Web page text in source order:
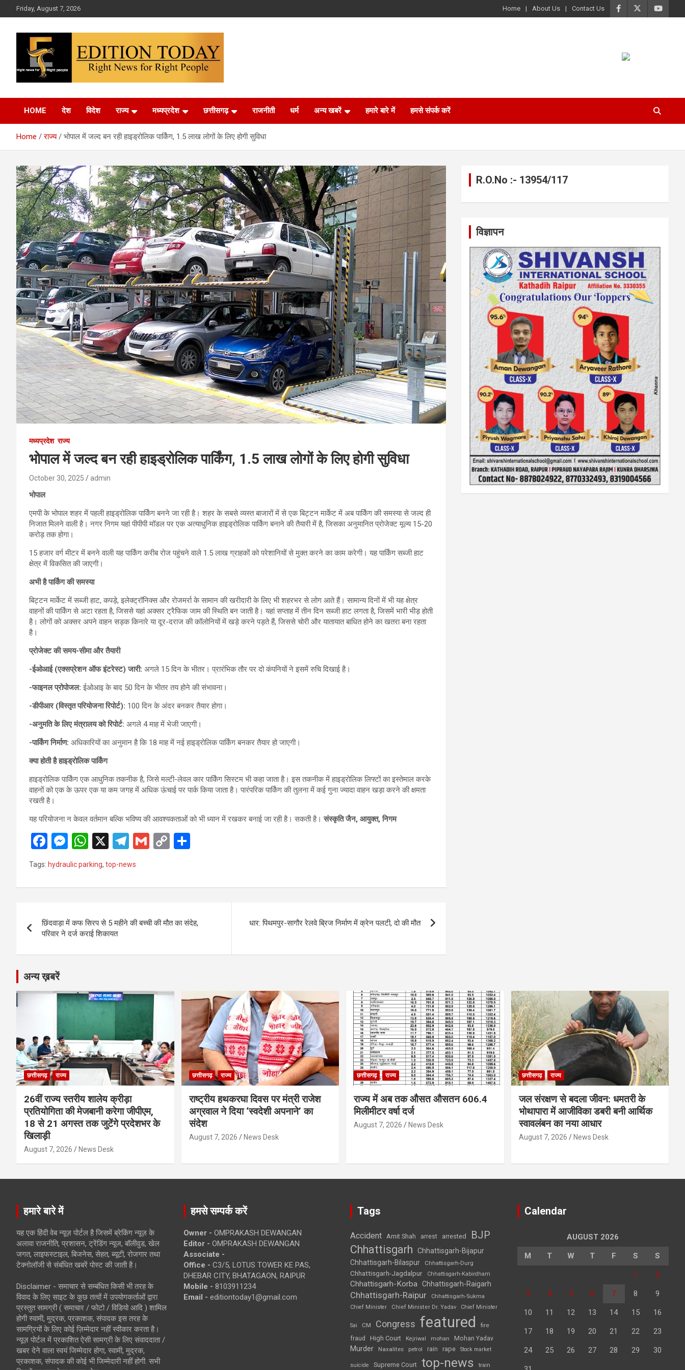
to
Friday, August 7, 2026 Home About Us Contact Us
Edition Today
HOME देश विदेश राज्य मध्यप्रदेश छत्तीसगढ़ राजनीती धर्म अन्य खबरें हमारे बारे में हमसे संपर्क करें
Home राज्य भोपाल में जल्द बन रही हाइड्रोलिक पार्किंग, 1.5 लाख लोगों के लिए होगी सुविधा
मध्यप्रदेश राज्य
भोपाल में जल्द बन रही हाइड्रोलिक पार्किंग, 1.5 लाख लोगों के लिए होगी सुविधा
October 30, 2025 admin
भोपाल
एमपी के भोपाल शहर में पहली हाइड्रोलिक पार्किंग बनने जा रही है। शहर के सबसे व्यस्त बाजारों में से एक बिट्टन मार्केट में अब पार्किंग की समस्या से जल्द ही
निजात मिलने वाली है। नगर निगम यहां पीपीपी मॉडल पर एक अत्याधुनिक हाइड्रोलिक पार्किंग बनाने की तैयारी में है, जिसका अनुमानित प्रोजेक्ट मूल्य 15-20
करोड़ तक होगा।
15 हजार वर्ग मीटर में बनने वाली यह पार्किंग करीब रोज पहुंचने वाले 1.5 लाख ग्राहकों को परेशानियों से मुक्त करने का काम करेगी। यह पार्किंग सब्जी हाट
क्षेत्र में विकसित की जाएगी।
अभी है पार्किंग की समस्या
बिट्टन मार्केट में सब्जी हाट, कपड़े, इलेक्ट्रॉनिक्स और रोजमर्रा के सामान की खरीदारी के लिए भी शहरभर से लोग आते हैं। सामान्य दिनों में भी यह क्षेत्र
वाहनों की पार्किंग से अटा रहता है, जिससे यहां अक्सर ट्रैफिक जाम की स्थिति बन जाती है। यहां सप्ताह में तीन दिन सब्जी हाट लगता है, जिसमें भारी भीड़ होती
है। लोगों को अक्सर अपने वाहन सड़क किनारे या दूर-दराज की कॉलोनियों में खड़े करने पड़ते हैं, जिससे चोरी और यातायात बाधित होने का खतरा बना रहता
है।
प्रोजेक्ट की समय-सीमा और तैयारी
-ईओआई (एक्सप्रेशन ऑफ इंटरेस्ट) जारी: अगले 15 दिन के भीतर। प्रारंभिक तौर पर दो कंपनियों ने इसमें रुचि दिखाई है।
-फाइनल प्रोपोजल:ईओआइ के बाद 50 दिन के भीतर तय होने की संभावना।
-डीपीआर (विस्तृत परियोजना रिपोर्ट): 100 दिन के अंदर बनकर तैयार होगा।
-अनुमति के लिए मंत्रालय को रिपोर्ट: अगले 4 माह में भेजी जाएगी।
-पार्किंग निर्माण: अधिकारियों का अनुमान है कि 18 माह में नई हाइड्रोलिक पार्किंग बनकर तैयार हो जाएगी।
क्या होती है हाइड्रोलिक पार्किंग
हाइड्रोलिक पार्किंग एक आधुनिक तकनीक है, जिसे मल्टी-लेवल कार पार्किंग सिस्टम भी कहा जाता है। इस तकनीक में हाइड्रोलिक लिफ्टों का इस्तेमाल करके
वाहनों को एक के ऊपर एक या कम जगह में अधिक ऊंचाई पर पार्क किया जाता है। पारंपरिक पार्किंग की तुलना में कई गुना ज्यादा वाहन खड़ा करने की क्षमता
रखती है।
यह परियोजना न केवल वर्तमान बल्कि भविष्य की आवश्यकताओं को भी ध्यान में रखकर बनाई जा रही है। सकती है। संस्कृति जैन, आयुक्त, निगम
F
a
ce
b
o
k
M
es
se
n
er
W
h
at
s
p
p
X
T
e
gr
m
G
C
Li
k
e
Tags: hydraulic parking, top-news
navigation
छिंदवाड़ा में कफ सिरप से 5 महीने की बच्ची की मौत का संदेह,
परिवार ने दर्ज कराई शिकायत
धार: पिथमपुर-सागौर रेलवे ब्रिज निर्माण में क्रेन पलटी, दो की मौत
R.O.No :- 13954/117
विज्ञापन
अन्य ख़बरें
छत्तीसगढ़ राज्य
26वीं राज्य स्तरीय शालेय क्रीड़ा
प्रतियोगिता की मेजबानी करेगा जीपीएम,
18 से 21 अगस्त तक जुटेंगे प्रदेशभर के
खिलाड़ी
August 7, 2026 News Desk
छत्तीसगढ़ राज्य
राष्ट्रीय हथकरघा दिवस पर मंत्री राजेश
अग्रवाल ने दिया ‘स्वदेशी अपनाने’ का
संदेश
August 7, 2026 News Desk
छत्तीसगढ़ राज्य
राज्य में अब तक औसत औसतन 606.4
मिलीमीटर वर्षा दर्ज
August 7, 2026 News Desk
छत्तीसगढ़ राज्य
जल संरक्षण से बदला जीवन: धमतरी के
भोथापारा में आजीविका डबरी बनी आर्थिक
स्वावलंबन का नया आधार
August 7, 2026 News Desk
हमारे बारे में
यह एक हिंदी वेब न्यूज़ पोर्टल है जिसमें ब्रेकिंग न्यूज़ के
अलावा राजनीति, प्रशासन, ट्रेंडिंग न्यूज, बॉलीवुड, खेल
जगत, लाइफस्टाइल, बिजनेस, सेहत, ब्यूटी, रोजगार तथा
टेक्नोलॉजी से संबंधित खबरें पोस्ट की जाती है।
Disclaimer - समाचार से सम्बंधित किसी भी तरह के
विवाद के लिए साइट के कुछ तत्वों में उपयोगकर्ताओं द्वारा
प्रस्तुत सामग्री ( समाचार / फोटो / विडियो आदि ) शामिल
होगी स्वामी, मुद्रक, प्रकाशक, संपादक इस तरह के
सामग्रियों के लिए कोई ज़िम्मेदार नहीं स्वीकार करता है।
न्यूज़ पोर्टल में प्रकाशित ऐसी सामग्री के लिए संवाददाता /
खबर देने वाला स्वयं जिम्मेदार होगा, स्वामी, मुद्रक,
प्रकाशक, संपादक की कोई भी जिम्मेदारी नहीं होगी. सभी
हमसे सम्पर्क करें
Owner - OMPRAKASH DEWANGAN
Editor - OMPRAKASH DEWANGAN
Associate -
Office - C3/5, LOTUS TOWER KE PAS,
DHEBAR CITY, BHATAGAON, RAIPUR
Mobile - 8103911234
Email - editiontoday1@gmail.com
Tags
Accident Amit Shah arrest arrested BJP
Chhattisgarh
Chhattisgarh-Bijapur
Chhattisgarh-Bilaspur
Chhattisgarh-Durg
Chhattisgarh-Jagdalpur Chhattisgarh-Kabirdham
Chhattisgarh-Korba Chhattisgarh-Raigarh
Chhattisgarh-Raipur
Chhattisgarh-Sukma
Chief Minister
Chief Minister Dr. Yadav Chief Minister
Sai CM Congress featured
fire
fraud
High Court Kejriwal mohan Mohan Yadav
Murder Naxalites petrol rain rape Stock market
suicide Supreme Court top-news train
Calendar
AUGUST 2026
M T W T F S S
1 2
3 4 5 6 7 8 9
10 11 12 13 14 15 16
17 18 19 20 21 22 23
24 25 26 27 28 29 30